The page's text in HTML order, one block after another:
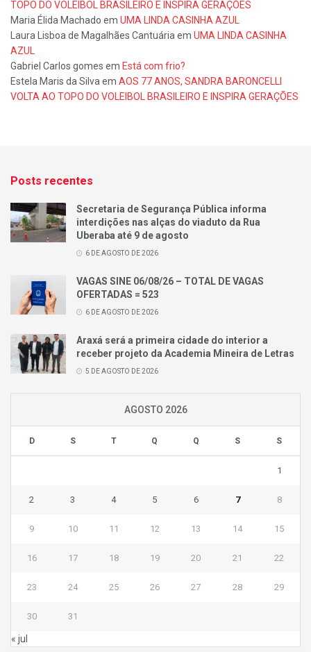
TOPO DO VOLEIBOL BRASILEIRO E INSPIRA GERAÇÕES
Maria Élida Machado em UMA LINDA CASINHA AZUL
Laura Lisboa de Magalhães Cantuária em UMA LINDA CASINHA
AZUL
Gabriel Carlos gomes em Está com frio?
Estela Maris da Silva em AOS 77 ANOS, SANDRA BARONCELLI
VOLTA AO TOPO DO VOLEIBOL BRASILEIRO E INSPIRA GERAÇÕES
Posts recentes
Secretaria de Segurança Pública informa
interdições nas alças do viaduto da Rua
Uberaba até 9 de agosto
6 DE AGOSTO DE 2026
VAGAS SINE 06/08/26 – TOTAL DE VAGAS
OFERTADAS = 523
6 DE AGOSTO DE 2026
Araxá será a primeira cidade do interior a
receber projeto da Academia Mineira de Letras
5 DE AGOSTO DE 2026
AGOSTO 2026
D S T Q Q S S
1
2 3 4 5 6 7 8
9 10 11 12 13 14 15
16 17 18 19 20 21 22
23 24 25 26 27 28 29
30 31
« jul